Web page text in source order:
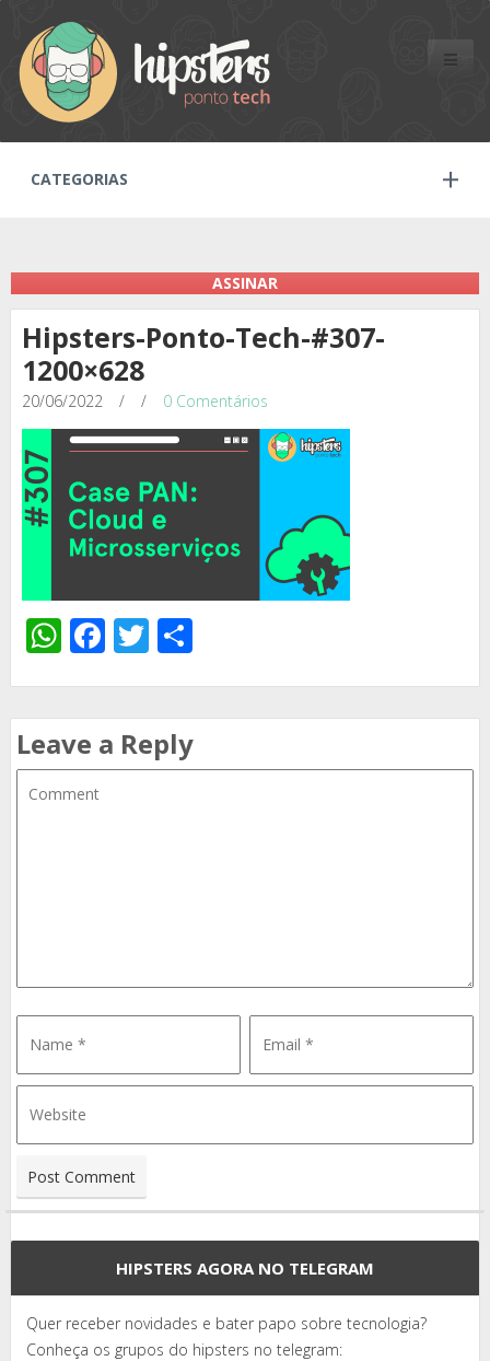
Toggle
CATEGORIAS
ASSINAR
Hipsters-Ponto-Tech-#307-
1200×628
20/06/2022 / / 0 Comentários
WhatsApp
Facebook
Twitter
Leave a Reply
HIPSTERS AGORA NO TELEGRAM
Quer receber novidades e bater papo sobre tecnologia?
Conheça os grupos do hipsters no telegram: